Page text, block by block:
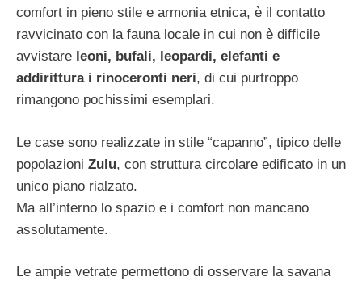
comfort in pieno stile e armonia etnica, è il contatto
ravvicinato con la fauna locale in cui non è difficile
avvistare leoni, bufali, leopardi, elefanti e
addirittura i rinoceronti neri, di cui purtroppo
rimangono pochissimi esemplari.
Le case sono realizzate in stile “capanno”, tipico delle
popolazioni Zulu, con struttura circolare edificato in un
unico piano rialzato.
Ma all’interno lo spazio e i comfort non mancano
assolutamente.
Le ampie vetrate permettono di osservare la savana